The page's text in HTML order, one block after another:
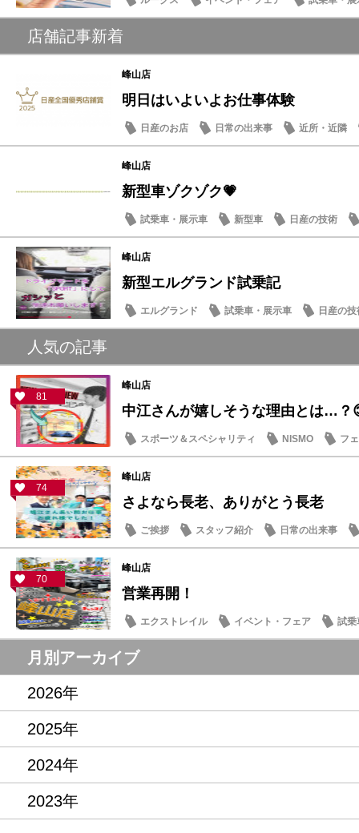
日常の出来事
店舗記事新着
峰山店
明日はいよいよお仕事体験
日産のお店 日常の出来事 近所・近隣
峰山店
新型車ゾクゾク💗
試乗車・展示車 新型車 日産の技術
峰山店
新型エルグランド試乗記
エルグランド 試乗車・展示車
日産の技
スタッフ紹介
人気の記事
81
峰山店
中江さんが嬉しそうな理由とは…？
スポーツ＆スペシャリティ NISMO
フ
スタッフ紹介
74
峰山店
さよなら長老、ありがとう長老
ご挨拶 スタッフ紹介 日常の出来事
70
峰山店
営業再開！
エクストレイル イベント・フェア
試乗
記念品・プレゼント
営業日・店休日
月別アーカイブ
2026年
2025年
2024年
2023年